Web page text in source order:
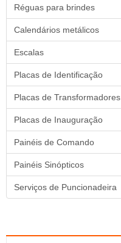
Réguas para brindes
Calendários metálicos
Escalas
Placas de Identificação
Placas de Transformadores
Placas de Inauguração
Painéis de Comando
Painéis Sinópticos
Serviços de Puncionadeira